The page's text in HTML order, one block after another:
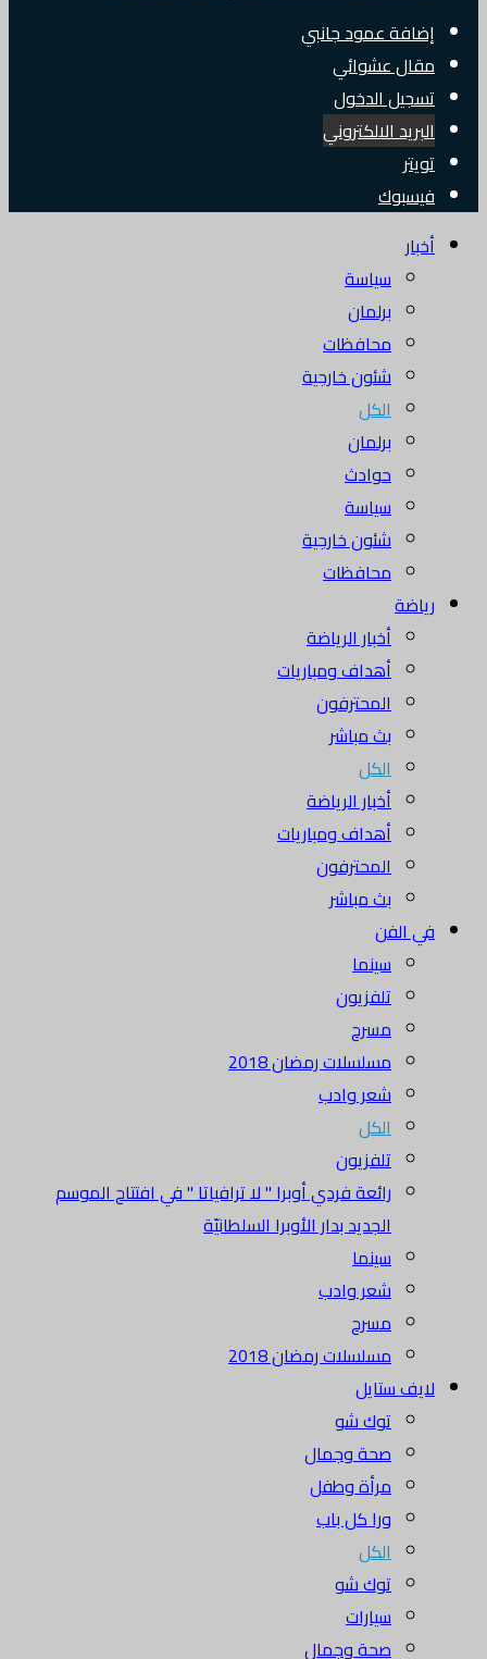
إضافة عمود جانبي
مقال عشوائي
تسجيل الدخول
البريد الالكتروني
تويتر
فيسبوك
أخبار
سياسة
برلمان
محافظات
شئون خارجية
الكل
برلمان
حوادث
سياسة
شئون خارجية
محافظات
رياضة
أخبار الرياضة
أهداف ومباريات
المحترفون
بث مباشر
الكل
أخبار الرياضة
أهداف ومباريات
المحترفون
بث مباشر
في الفن
سينما
تلفزيون
مسرح
مسلسلات رمضان 2018
شعر وادب
الكل
تلفزيون
رائعة فردي أوبرا " لا ترافياتا " في افتتاح الموسم
الجديد بدار الأوبرا السلطانيّة
سينما
شعر وادب
مسرح
مسلسلات رمضان 2018
لايف ستايل
توك شو
صحة وجمال
مرأة وطفل
ورا كل باب
الكل
توك شو
سيارات
صحة وجمال